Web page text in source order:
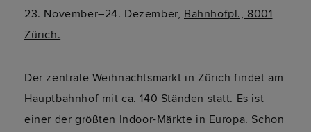
23. November–24. Dezember, Bahnhofpl., 8001
Zürich.
Der zentrale Weihnachtsmarkt in Zürich findet am
Hauptbahnhof mit ca. 140 Ständen statt. Es ist
einer der größten Indoor-Märkte in Europa. Schon